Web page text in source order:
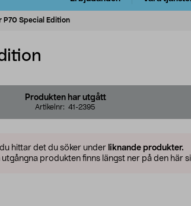
P70 Special Edition
Produkten har utgått
Artikelnr: 41-2395
hittar det du söker under liknande produkter.
produkten finns längst ner på den här